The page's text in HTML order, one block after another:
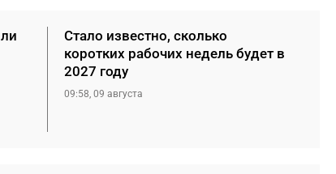
Стало известно, сколько
коротких рабочих недель будет в
2027 году
09:58, 09 августа